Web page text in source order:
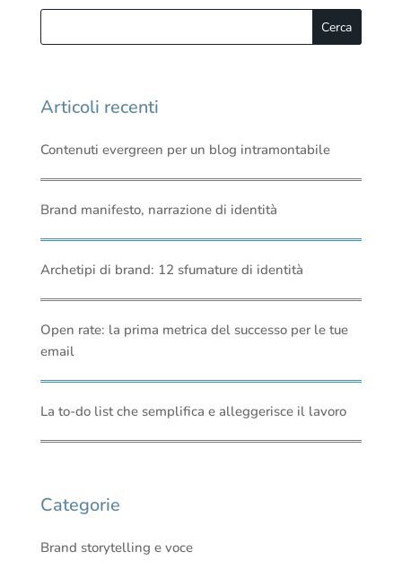
Articoli recenti
Contenuti evergreen per un blog intramontabile
Brand manifesto, narrazione di identità
Archetipi di brand: 12 sfumature di identità
Open rate: la prima metrica del successo per le tue
email
La to-do list che semplifica e alleggerisce il lavoro
Categorie
Brand storytelling e voce